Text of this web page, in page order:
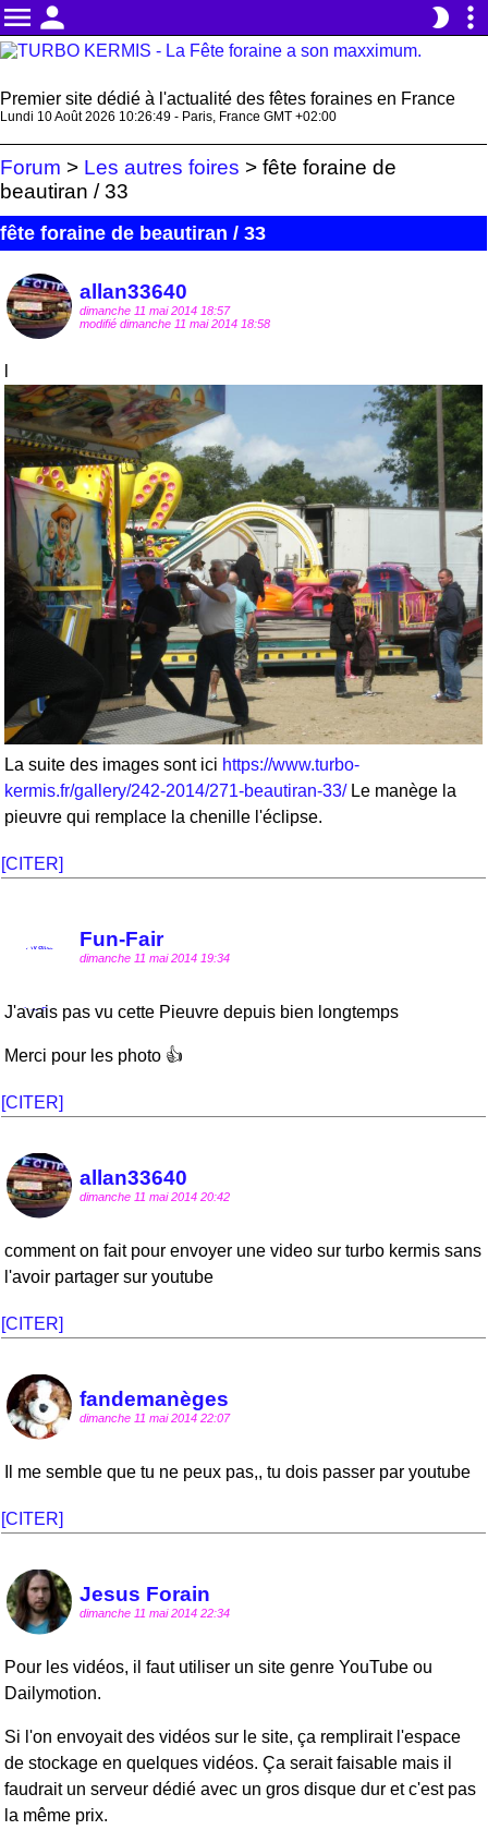
menu person brightness_2 more_vert
Premier site dédié à l'actualité des fêtes foraines en France
Lundi 10 Août 2026 10:26:49 - Paris, France GMT +02:00
Forum > Les autres foires > fête foraine de
beautiran / 33
fête foraine de beautiran / 33
allan33640
dimanche 11 mai 2014 18:57
modifié dimanche 11 mai 2014 18:58
La suite des images sont ici https://www.turbo-
kermis.fr/gallery/242-2014/271-beautiran-33/Le manège la
pieuvre qui remplace la chenille l'éclipse.
[CITER]
Fun-Fair
dimanche 11 mai 2014 19:34
J'avais pas vu cette Pieuvre depuis bien longtemps
Merci pour les photo 👍
[CITER]
allan33640
dimanche 11 mai 2014 20:42
comment on fait pour envoyer une video sur turbo kermis sans
l'avoir partager sur youtube
[CITER]
fandemanèges
dimanche 11 mai 2014 22:07
Il me semble que tu ne peux pas,, tu dois passer par youtube
[CITER]
Jesus Forain
dimanche 11 mai 2014 22:34
Pour les vidéos, il faut utiliser un site genre YouTube ou
Dailymotion.
Si l'on envoyait des vidéos sur le site, ça remplirait l'espace
de stockage en quelques vidéos. Ça serait faisable mais il
faudrait un serveur dédié avec un gros disque dur et c'est pas
la même prix.